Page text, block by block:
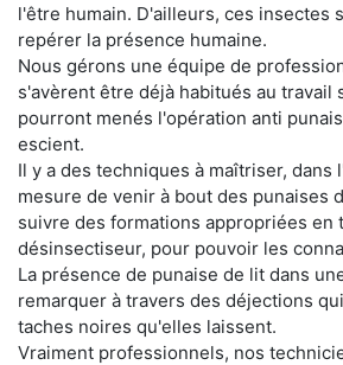
l'être humain. D'ailleurs, ces insectes
repérer la présence humaine.
Nous gérons une équipe de
s'avèrent être déjà habitués au travail
pourront menés l'opération anti
escient.
Il y a des techniques à maîtriser, dans
mesure de venir à bout des punaises
suivre des formations appropriées en
désinsectiseur, pour pouvoir les
La présence de punaise de lit dans
remarquer à travers des déjections
taches noires qu'elles laissent.
Vraiment professionnels, nos